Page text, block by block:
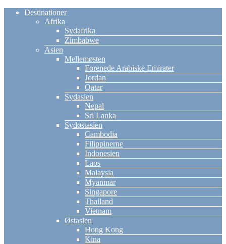
Destinationer
Afrika
Sydafrika
Zimbabwe
Asien
Mellemøsten
Forenede Arabiske Emirater
Jordan
Qatar
Sydasien
Nepal
Sri Lanka
Sydøstasien
Cambodia
Filippinerne
Indonesien
Laos
Malaysia
Myanmar
Singapore
Thailand
Vietnam
Østasien
Hong Kong
Kina